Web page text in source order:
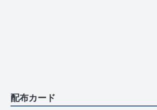
配布カード